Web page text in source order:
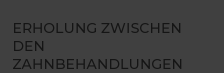
ERHOLUNG ZWISCHEN
DEN
ZAHNBEHANDLUNGEN